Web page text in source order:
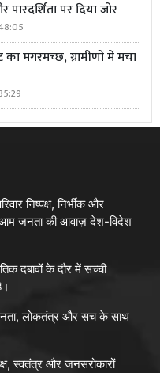
पर दिया जोर
मगरमच्छ, ग्रामीणों में मचा
निष्पक्ष, निर्भीक और
आम जनता की आवाज़ देश-विदेश
दबावों के दौर में सच्ची
जनता, लोकतंत्र और सच के साथ
स्वतंत्र और जनसरोकारों